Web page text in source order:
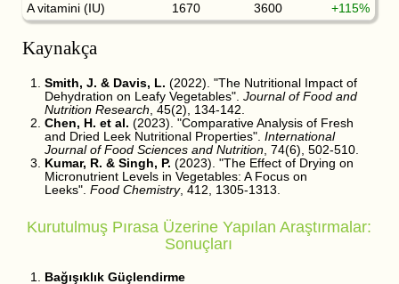
A vitamini (IU)
1670 3600 +115%
Kaynakça
Smith, J. & Davis, L. (2022). "The Nutritional Impact of
Dehydration on Leafy Vegetables". Journal of Food and
Nutrition Research, 45(2), 134-142.
Chen, H. et al. (2023). "Comparative Analysis of Fresh
and Dried Leek Nutritional Properties". International
Journal of Food Sciences and Nutrition, 74(6), 502-510.
Kumar, R. & Singh, P. (2023). "The Effect of Drying on
Micronutrient Levels in Vegetables: A Focus on
Leeks". Food Chemistry, 412, 1305-1313.
Kurutulmuş Pırasa Üzerine Yapılan Araştırmalar:
Sonuçları
Bağışıklık Güçlendirme